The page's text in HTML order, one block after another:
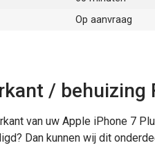
Op aanvraag
/ behuizing
van uw Apple iPhone 7
Dan kunnen wij dit